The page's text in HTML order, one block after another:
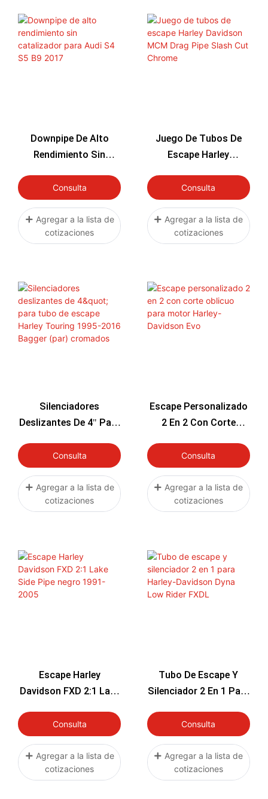
Downpipe De Alto
Rendimiento Sin
S4 S5 B9 2017
Consulta
Agregar a la lista de
cotizaciones
Juego De Tubos De
Escape Harley
Pipe Slash Cut Chrome
Consulta
Agregar a la lista de
cotizaciones
Silenciadores
Deslizantes De 4" Para
Touring 1995-2016
Bagger (par)
Cromados
Consulta
Agregar a la lista de
cotizaciones
Escape Personalizado
2 En 2 Con Corte
Harley-Davidson Evo
Consulta
Agregar a la lista de
cotizaciones
Escape Harley
Davidson FXD 2:1 Lake
2005
Consulta
Agregar a la lista de
cotizaciones
Tubo De Escape Y
Silenciador 2 En 1 Para
Low Rider FXDL
Consulta
Agregar a la lista de
cotizaciones